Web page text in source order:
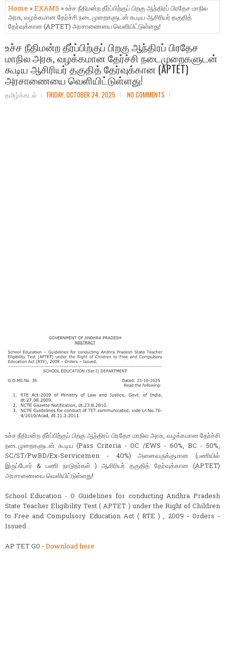
Home »EXAMS » உச்ச நீதிமன்ற தீர்ப்பிற்குப் பிறகு ஆந்திரப் பிரதேச மாநில
அரசு, வழக்கமான தேர்ச்சி நடைமுறைகளுடன் கூடிய ஆசிரியர் தகுதித்
தேர்வுக்கான (APTET) அரசாணையை வெளியிட்டுள்ளது!
உச்ச நீதிமன்ற தீர்ப்பிற்குப் பிறகு ஆந்திரப் பிரதேச
மாநில அரசு, வழக்கமான தேர்ச்சி நடைமுறைகளுடன்
கூடிய ஆசிரியர் தகுதித் தேர்வுக்கான (APTET)
அரசாணையை வெளியிட்டுள்ளது!
தமிழ்க்கடல் FRIDAY, OCTOBER 24, 2025 NO COMMENTS
உச்ச நீதிமன்ற தீர்ப்பிற்குப் பிறகு ஆந்திரப் பிரதேச மாநில அரசு, வழக்கமான தேர்ச்சி
நடைமுறைகளுடன் கூடிய (Pass Criteria - OC /EWS - 60%, BC - 50%,
SC/ST/PwBD/Ex-Servicemen - 40%) அனைவருக்குமான (பணியில்
இருப்போர் & பணி நாடுநர்கள் ) ஆசிரியர் தகுதித் தேர்வுக்கான (APTET)
அரசாணையை வெளியிட்டுள்ளது!
School Education - O Guidelines for conducting Andhra Pradesh
State Teacher Eligibility Test ( APTET ) under the Right of Children
to Free and Compulsory Education Act ( RTE ) , 2009 - Orders -
Issued .
AP TET GO - Download here